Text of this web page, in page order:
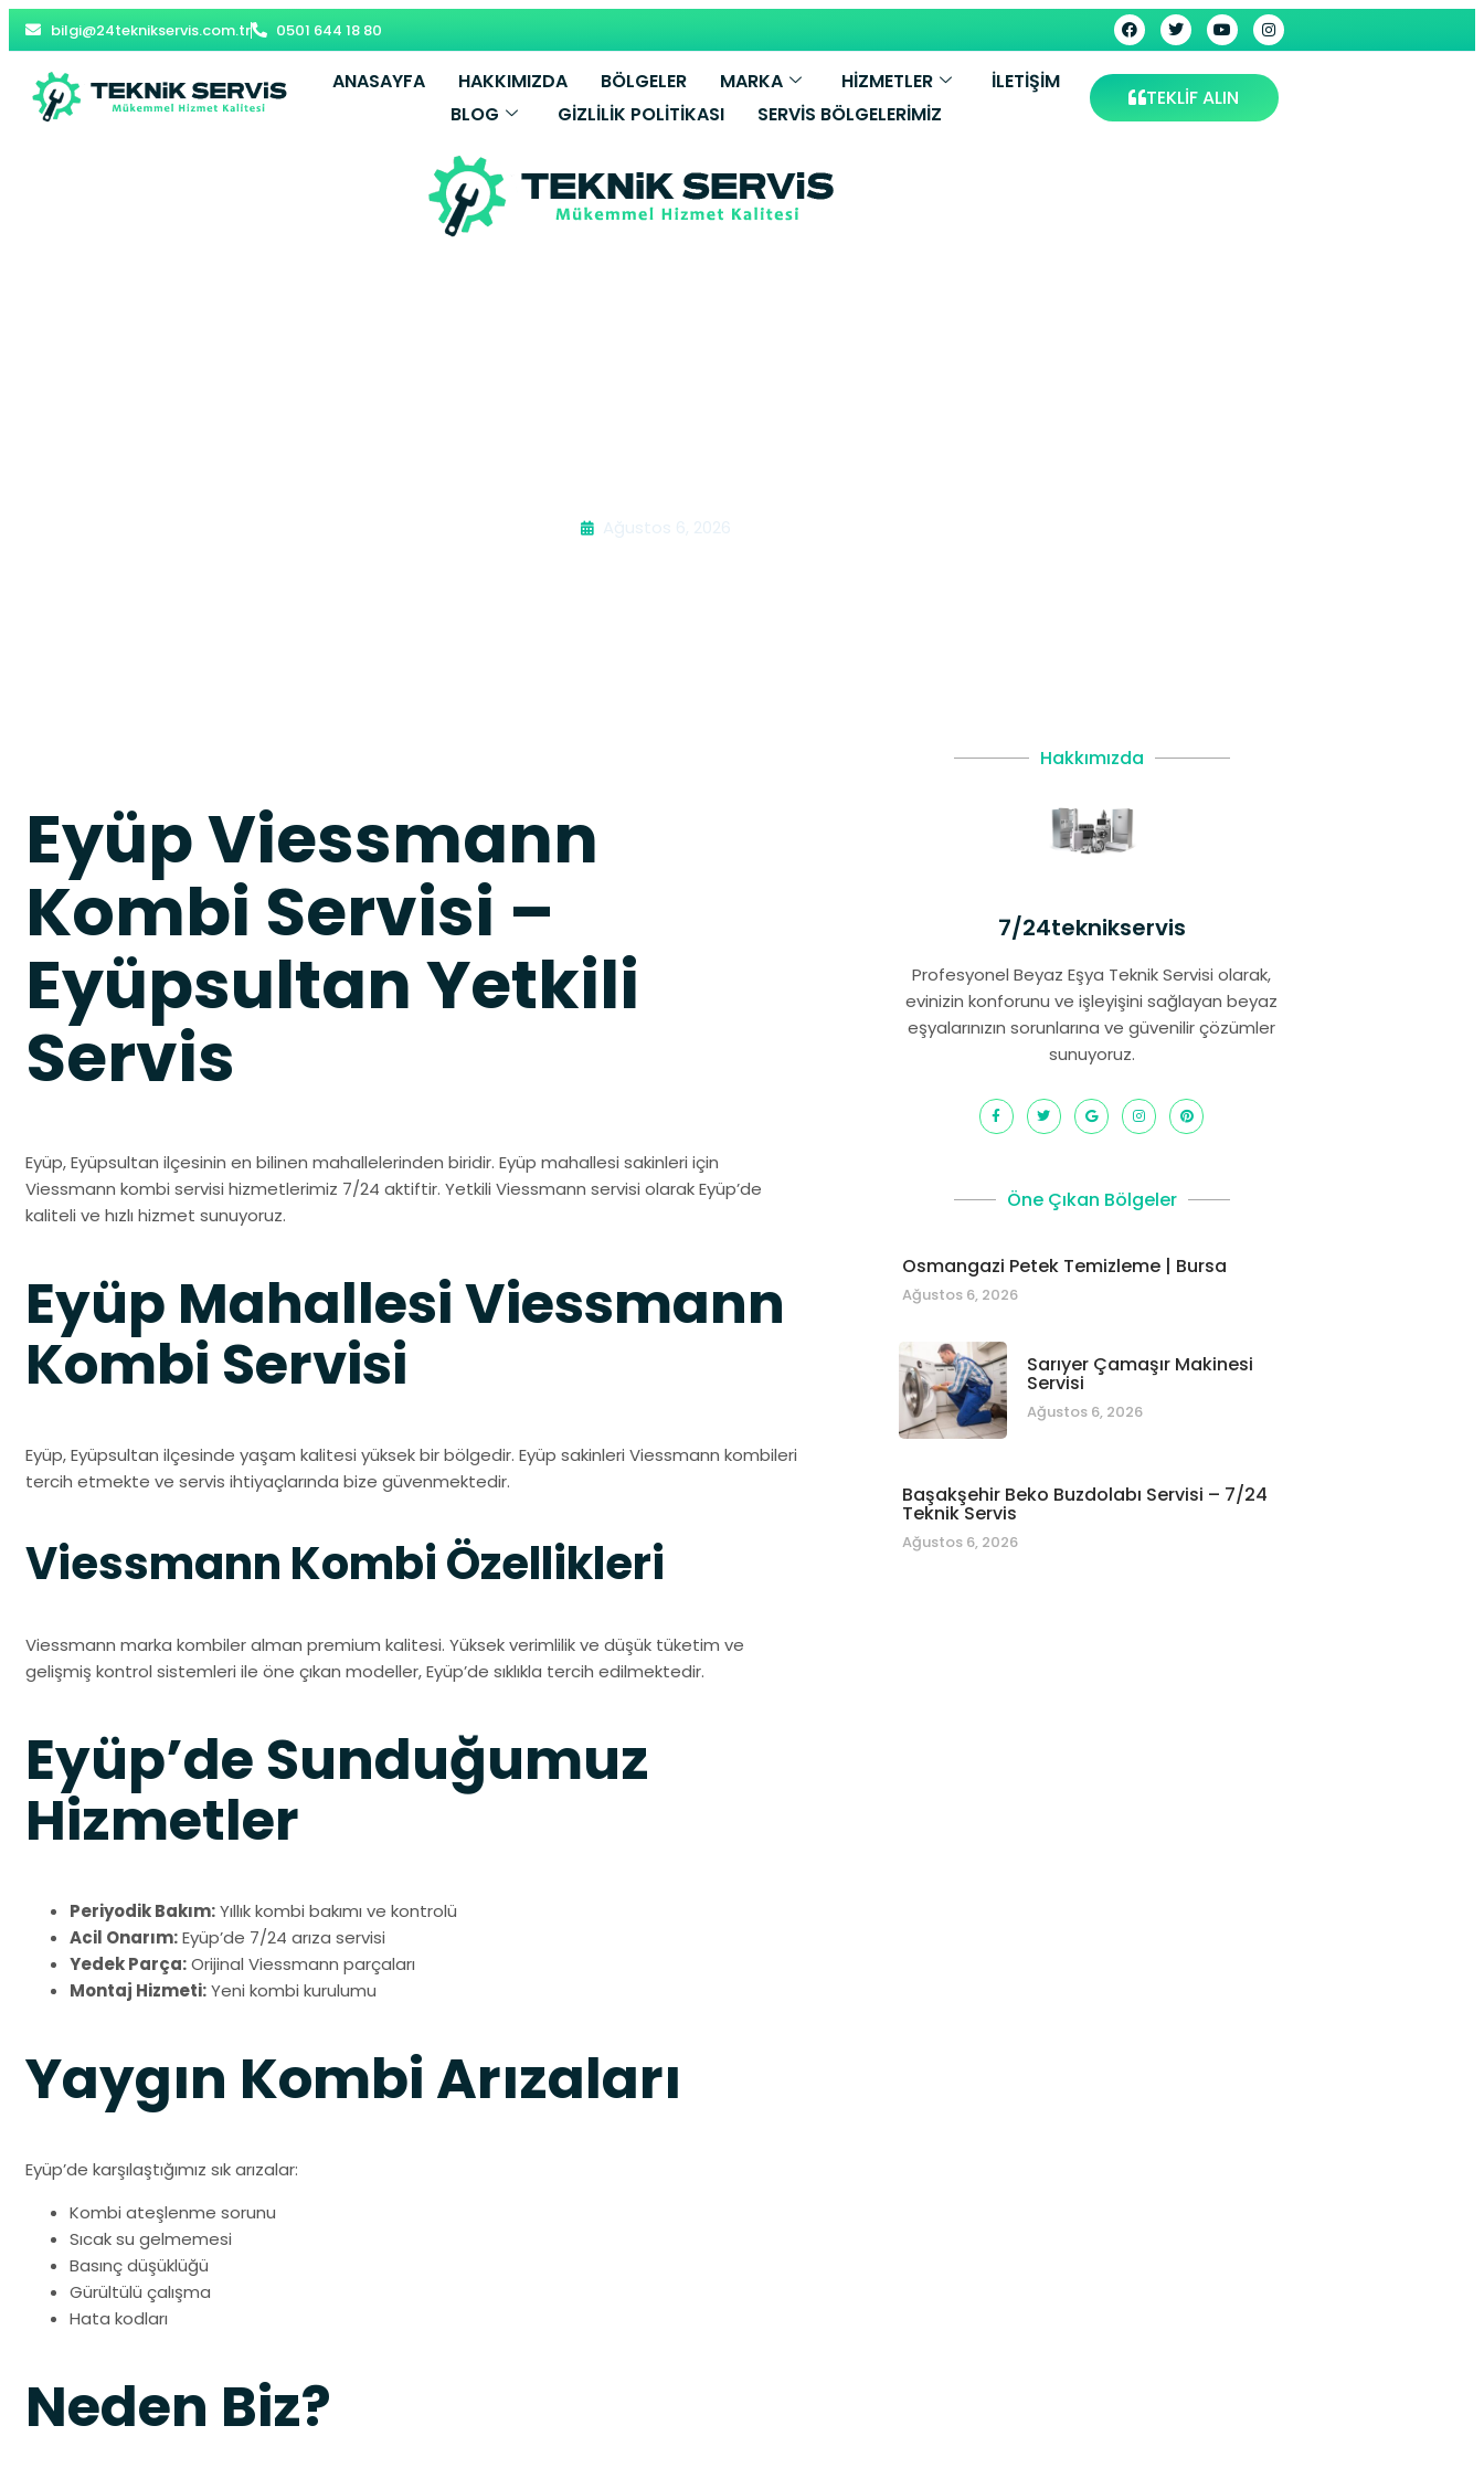
bilgi@24teknikservis.com.tr 0501 644 18 80
ANASAYFA HAKKIMIZDA BÖLGELER MARKA HİZMETLER
İLETIŞIM
BLOG
GIZLILIK POLITIKASI SERVIS BÖLGELERIMIZ
TEKLİF ALIN
Ağustos 6, 2026
Eyüp Viessmann
Kombi Servisi –
Eyüpsultan Yetkili
Servis
Eyüp, Eyüpsultan ilçesinin en bilinen mahallelerinden biridir. Eyüp mahallesi sakinleri için
Viessmann kombi servisi hizmetlerimiz 7/24 aktiftir. Yetkili Viessmann servisi olarak Eyüp’de
kaliteli ve hızlı hizmet sunuyoruz.
Eyüp Mahallesi Viessmann
Kombi Servisi
Eyüp, Eyüpsultan ilçesinde yaşam kalitesi yüksek bir bölgedir. Eyüp sakinleri Viessmann kombileri
tercih etmekte ve servis ihtiyaçlarında bize güvenmektedir.
Viessmann Kombi Özellikleri
Viessmann marka kombiler alman premium kalitesi. Yüksek verimlilik ve düşük tüketim ve
gelişmiş kontrol sistemleri ile öne çıkan modeller, Eyüp’de sıklıkla tercih edilmektedir.
Eyüp’de Sunduğumuz
Hizmetler
Periyodik Bakım:Yıllık kombi bakımı ve kontrolü
Acil Onarım:Eyüp’de 7/24 arıza servisi
Yedek Parça:Orijinal Viessmann parçaları
Montaj Hizmeti:Yeni kombi kurulumu
Yaygın Kombi Arızaları
Eyüp’de karşılaştığımız sık arızalar:
Kombi ateşlenme sorunu
Sıcak su gelmemesi
Basınç düşüklüğü
Gürültülü çalışma
Hata kodları
Neden Biz?
Hakkımızda
7/24teknikservis
Profesyonel Beyaz Eşya Teknik Servisi olarak,
evinizin konforunu ve işleyişini sağlayan beyaz
eşyalarınızın sorunlarına ve güvenilir çözümler
sunuyoruz.
Öne Çıkan Bölgeler
Osmangazi Petek Temizleme | Bursa
Ağustos 6, 2026
Sarıyer Çamaşır Makinesi
Servisi
Ağustos 6, 2026
Başakşehir Beko Buzdolabı Servisi – 7/24
Teknik Servis
Ağustos 6, 2026